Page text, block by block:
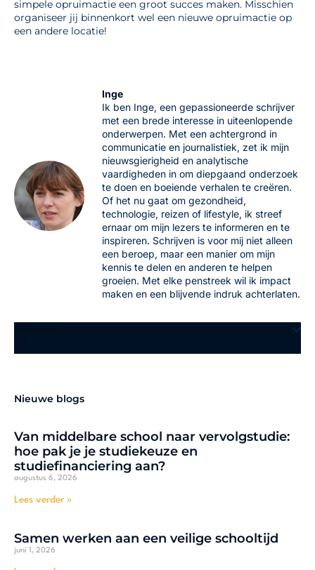
simpele opruimactie een groot succes maken. Misschien
organiseer jij binnenkort wel een nieuwe opruimactie op
een andere locatie!
Inge
Ik ben Inge, een gepassioneerde schrijver
met een brede interesse in uiteenlopende
onderwerpen. Met een achtergrond in
communicatie en journalistiek, zet ik mijn
nieuwsgierigheid en analytische
vaardigheden in om diepgaand onderzoek
te doen en boeiende verhalen te creëren.
Of het nu gaat om gezondheid,
technologie, reizen of lifestyle, ik streef
ernaar om mijn lezers te informeren en te
inspireren. Schrijven is voor mij niet alleen
een beroep, maar een manier om mijn
kennis te delen en anderen te helpen
groeien. Met elke penstreek wil ik impact
maken en een blijvende indruk achterlaten.
Nieuwe blogs
Van middelbare school naar vervolgstudie:
hoe pak je je studiekeuze en
studiefinanciering aan?
augustus 6, 2026
Lees verder »
Samen werken aan een veilige schooltijd
juni 1, 2026